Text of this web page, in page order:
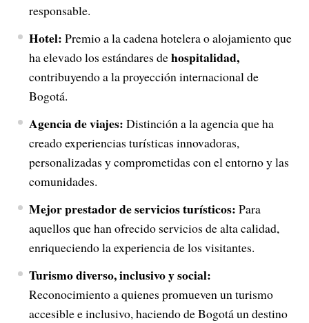
responsable.
Hotel: Premio a la cadena hotelera o alojamiento que
ha elevado los estándares dehospitalidad,
contribuyendo a la proyección internacional de
Bogotá.
Agencia de viajes: Distinción a la agencia que ha
creado experiencias turísticas innovadoras,
personalizadas y comprometidas con el entorno y las
comunidades.
Mejor prestador de servicios turísticos: Para
aquellos que han ofrecido servicios de alta calidad,
enriqueciendo la experiencia de los visitantes.
Turismo diverso, inclusivo y social:
Reconocimiento a quienes promueven un turismo
accesible e inclusivo, haciendo de Bogotá un destino